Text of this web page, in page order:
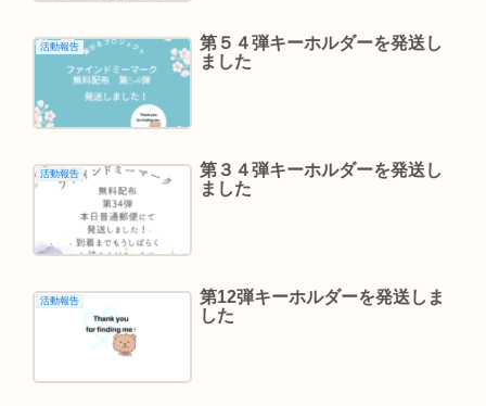
活動報告
第５４弾キーホルダーを発送し
ました
活動報告
第３４弾キーホルダーを発送し
ました
活動報告
第12弾キーホルダーを発送しま
した